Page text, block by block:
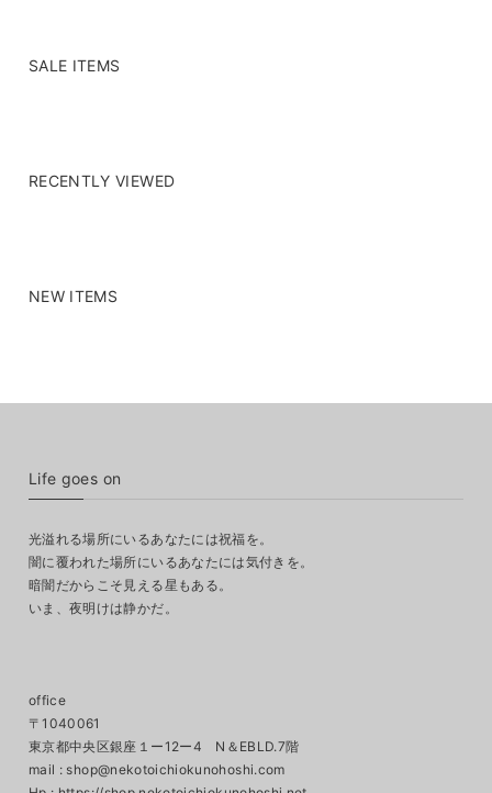
SALE ITEMS
RECENTLY VIEWED
NEW ITEMS
Life goes on
光溢れる場所にいるあなたには祝福を。
闇に覆われた場所にいるあなたには気付きを。
暗闇だからこそ見える星もある。
いま、夜明けは静かだ。
office
〒1040061
東京都中央区銀座１ー12ー4 N＆EBLD.7階
mail : shop@nekotoichiokunohoshi.com